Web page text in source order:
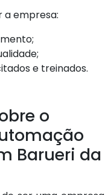
empresa:
e treinados.
o
Barueri da